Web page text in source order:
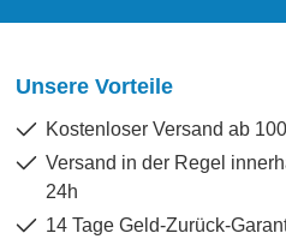
Unsere Vorteile
Kostenloser Versand ab
Versand in der Regel
24h
14 Tage Geld-Zurück-